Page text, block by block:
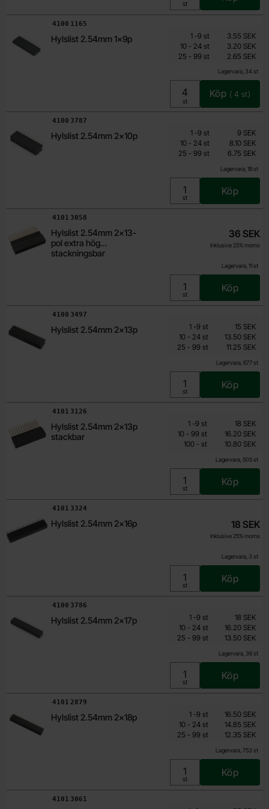
Enhet:
st
Hylslist 2.54mm 1x9p
Art. nr
4100 1165
Lagervara, 34 st
Från
2.10 SEK
Inklusive 25% moms
Enhet:
st
Köp ( 4 st)
Mängdrabatt
Pris /st
1 -till
9 st
3.55 SEK
10 - till
24 st
3.20 SEK
25 - till
99 st 2.65 SEK
Hylslist 2.54mm 2x10p
Art. nr
4100 3787
Lagervara, 18 st
Från
5.40 SEK
Inklusive 25% moms
Enhet:
st
Köp
Mängdrabatt
Pris /st
1 -till
9 st
9 SEK
10 - till
24 st
8.10 SEK
25 - till
99 st 6.75 SEK
Hylslist 2.54mm 2x13-
pol extra hög
stackningsbar
Art. nr
4101 3058
Lagervara, 11 st
36 SEK
Inklusive 25% moms
Enhet:
st
Köp
Hylslist 2.54mm 2x13p
Art. nr
4100 3497
Lagervara, 677 st
Från
9 SEK
Inklusive 25% moms
Enhet:
st
Köp
Mängdrabatt
Pris /st
1 -till
9 st
15 SEK
10 - till
24 st
13.50 SEK
25 - till
99 st 11.25 SEK
Hylslist 2.54mm 2x13p
stackbar
Art. nr
4101 3126
Lagervara, 505 st
Från
10.80 SEK
Inklusive 25% moms
Enhet:
st
Köp
Mängdrabatt
Pris /st
1 -till
9 st
18 SEK
10 - till
99 st
16.20 SEK
100 - till
st 10.80 SEK
Hylslist 2.54mm 2x16p
Art. nr
4101 3324
Lagervara, 3 st
18 SEK
Inklusive 25% moms
Enhet:
st
Köp
Hylslist 2.54mm 2x17p
Art. nr
4100 3786
Lagervara, 36 st
Från
10.80 SEK
Inklusive 25% moms
Enhet:
st
Köp
Mängdrabatt
Pris /st
1 -till
9 st
18 SEK
10 - till
24 st
16.20 SEK
25 - till
99 st 13.50 SEK
Hylslist 2.54mm 2x18p
Art. nr
4101 2879
Lagervara, 753 st
Från
9.90 SEK
Inklusive 25% moms
Enhet:
st
Köp
Mängdrabatt
Pris /st
1 -till
9 st
16.50 SEK
10 - till
24 st
14.85 SEK
25 - till
99 st 12.35 SEK
Art. nr
4101 3061